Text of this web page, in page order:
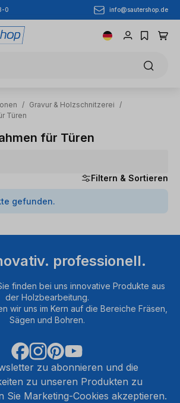
0 info@sautershop.de
/ Gravur & Holzschnitzerei
/
Türen
für Türen
Filtern & Sortieren
gefunden.
professionell.
finden bei uns innovative Produkte aus
der Holzbearbeitung.
wir uns im Kern auf die Bereiche Fräsen,
Sägen und Bohren.
zu abonnieren und die
zu unseren Produkten zu
Sie Marketing-Cookies akzeptieren.